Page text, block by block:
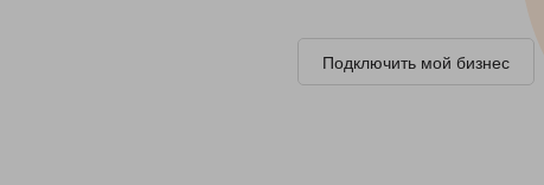
Подключить мой бизнес